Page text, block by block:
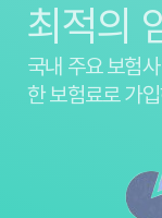
최적의
국내 주요 보험
한 보험료로 가